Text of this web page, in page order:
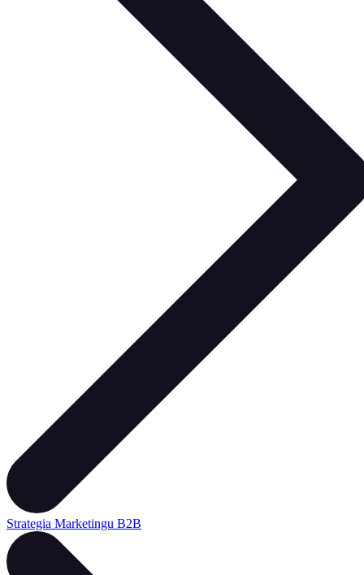
Strategia Marketingu B2B